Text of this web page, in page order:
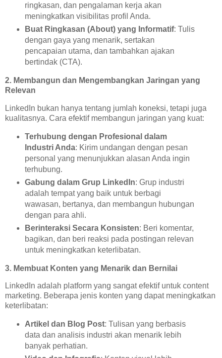
ringkasan, dan pengalaman kerja akan
meningkatkan visibilitas profil Anda.
Buat Ringkasan (About) yang Informatif: Tulis
dengan gaya yang menarik, sertakan
pencapaian utama, dan tambahkan ajakan
bertindak (CTA).
2. Membangun dan Mengembangkan Jaringan yang
Relevan
LinkedIn bukan hanya tentang jumlah koneksi, tetapi juga
kualitasnya. Cara efektif membangun jaringan yang kuat:
Terhubung dengan Profesional dalam
Industri Anda: Kirim undangan dengan pesan
personal yang menunjukkan alasan Anda ingin
terhubung.
Gabung dalam Grup LinkedIn: Grup industri
adalah tempat yang baik untuk berbagi
wawasan, bertanya, dan membangun hubungan
dengan para ahli.
Berinteraksi Secara Konsisten: Beri komentar,
bagikan, dan beri reaksi pada postingan relevan
untuk meningkatkan keterlibatan.
3. Membuat Konten yang Menarik dan Bernilai
LinkedIn adalah platform yang sangat efektif untuk content
marketing. Beberapa jenis konten yang dapat meningkatkan
keterlibatan:
Artikel dan Blog Post: Tulisan yang berbasis
data dan analisis industri akan menarik lebih
banyak perhatian.